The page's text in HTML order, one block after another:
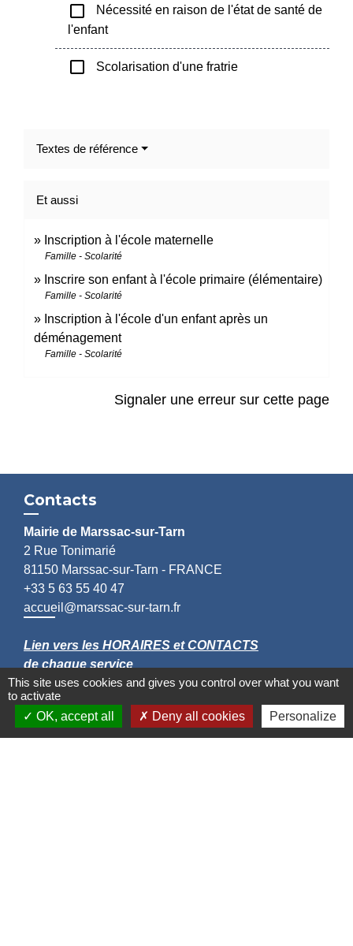
check_box_outline_blank
Nécessité en raison de l'état de santé de
l'enfant
check_box_outline_blank Scolarisation d'une fratrie
Textes de référence
Et aussi
Inscription à l'école maternelle
Famille - Scolarité
Inscrire son enfant à l'école primaire (élémentaire)
Famille - Scolarité
Inscription à l'école d'un enfant après un
déménagement
Famille - Scolarité
Signaler une erreur sur cette page
Contacts
Mairie de Marssac-sur-Tarn
2 Rue Tonimarié
81150 Marssac-sur-Tarn - FRANCE
+33 5 63 55 40 47
accueil@marssac-sur-tarn.fr
Lien vers les HORAIRES et CONTACTS
de chaque service
This site uses cookies and gives you control over what you want
to activate
OK, accept all
Deny all cookies Personalize